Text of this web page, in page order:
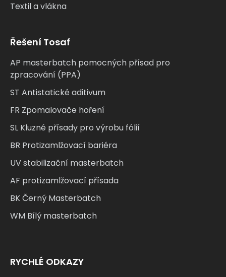
Textil a vlákna
Řešení Tosaf
AP masterbatch pomocných přísad pro
zpracování (PPA)
ST Antistatické aditivum
FR Zpomalovače hoření
SL Kluzné přísady pro výrobu fólií
BR Protizamlžovací bariéra
UV stabilizační masterbatch
AF protizamlžovací přísada
BK Černý Masterbatch
WM Bílý masterbatch
RYCHLÉ ODKAZY